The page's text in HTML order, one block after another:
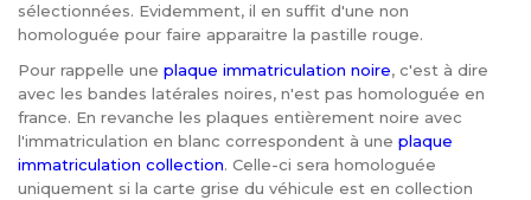
sélectionnées. Evidemment, il en suffit d'une non
homologuée pour faire apparaitre la pastille rouge.
Pour rappelle une plaque immatriculation noire, c'est à dire
avec les bandes latérales noires, n'est pas homologuée en
france. En revanche les plaques entièrement noire avec
l'immatriculation en blanc correspondent à une plaque
immatriculation collection. Celle-ci sera homologuée
uniquement si la carte grise du véhicule est en collection